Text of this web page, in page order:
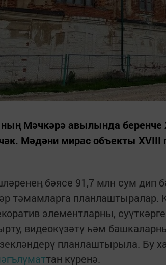
Мәчкәрә авылында
Мәдәни мирас объекты XVIII
бәясе 91,7 млн сум дип
тәмамларга планлаштыралар.
элементларны,
видеокүзәтү һәм
планлаштырыла. Бу
тан күренә.